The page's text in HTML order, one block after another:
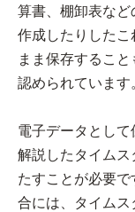
算書、棚卸表など
作成したりした
まま保存するこ
認められています
電子データとし
解説したタイム
たすことが必要
合には、タイムス